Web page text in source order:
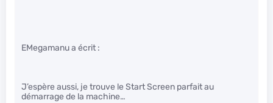
EMegamanu a écrit :
J’espère aussi, je trouve le Start Screen parfait au
démarrage de la machine…